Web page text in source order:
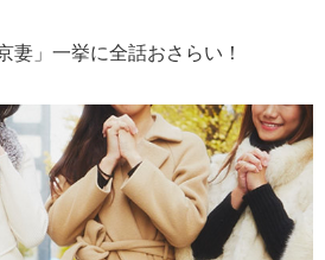
妻」一挙に全話おさらい！